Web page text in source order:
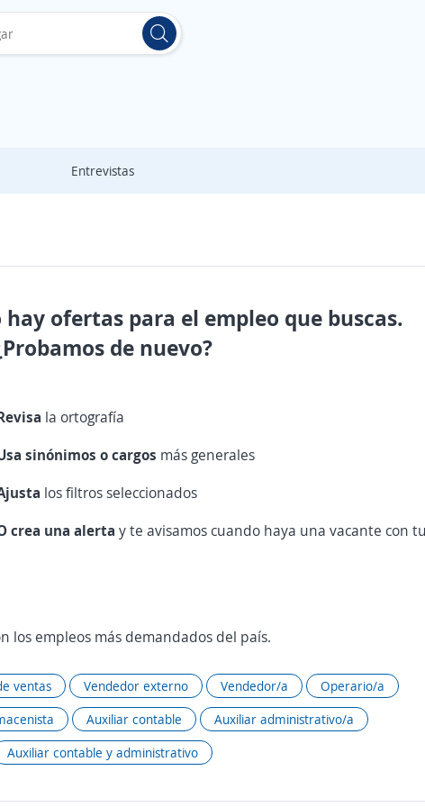
Entrevistas
hay ofertas para el empleo que buscas.
de nuevo?
la ortografía
sinónimos o cargos más generales
los filtros seleccionados
crea una alertay te avisamos cuando haya una vacante con
los empleos más demandados del país.
ventas Vendedor externo Vendedor/a
Operario/a
Auxiliar contable
Auxiliar administrativo/a
Auxiliar contable y administrativo